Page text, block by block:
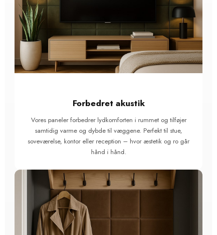
Forbedret akustik
Vores paneler forbedrer lydkomforten i rummet og tilføjer
samtidig varme og dybde til væggene. Perfekt til stue,
soveværelse, kontor eller reception – hvor æstetik og ro går
hånd i hånd.